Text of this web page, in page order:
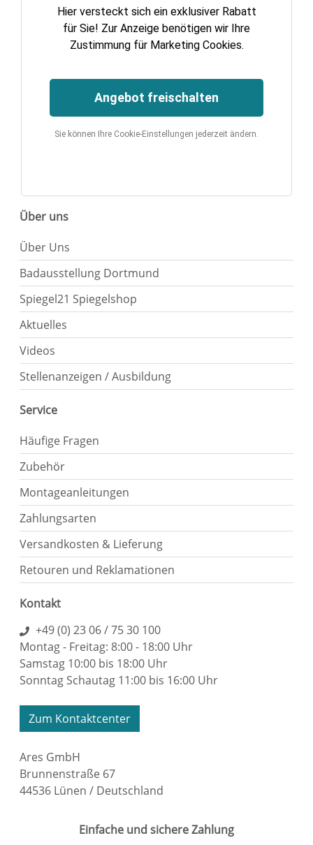
Hier versteckt sich ein exklusiver Rabatt
für Sie! Zur Anzeige benötigen wir Ihre
Zustimmung für Marketing Cookies.
Angebot freischalten
Sie können Ihre Cookie-Einstellungen jederzeit ändern.
Über uns
Über Uns
Badausstellung Dortmund
Spiegel21 Spiegelshop
Aktuelles
Videos
Stellenanzeigen / Ausbildung
Service
Häufige Fragen
Zubehör
Montageanleitungen
Zahlungsarten
Versandkosten & Lieferung
Retouren und Reklamationen
Kontakt
+49 (0) 23 06 / 75 30 100
Montag - Freitag: 8:00 - 18:00 Uhr
Samstag 10:00 bis 18:00 Uhr
Sonntag Schautag 11:00 bis 16:00 Uhr
Zum Kontaktcenter
Ares GmbH
Brunnenstraße 67
44536 Lünen / Deutschland
Einfache und sichere Zahlung